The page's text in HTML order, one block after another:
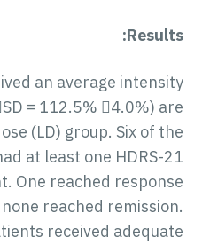
Results:
an average intensity
= 112.5% 4.0%) are
(LD) group. Six of the
at least one HDRS-21
One reached response
reached remission.
received adequate